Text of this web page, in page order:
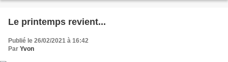
Le printemps revient...
Publié le 26/02/2021 à 16:42
Par Yvon